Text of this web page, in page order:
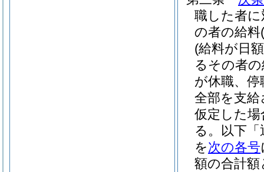
職した者
の者の給料
(給料が日
るその者
が休職、
全部を支
仮定した
る。以下
を次の各号
額の合計